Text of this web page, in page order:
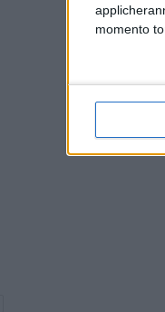
momento